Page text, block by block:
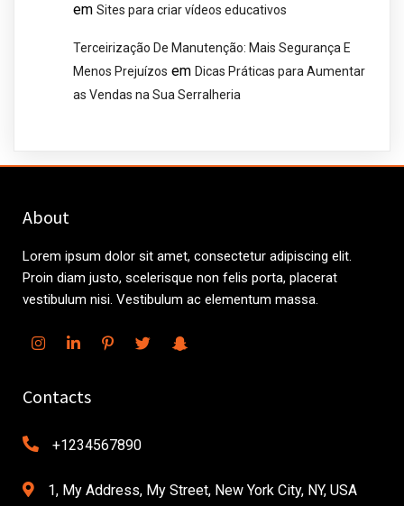
em Sites para criar vídeos educativos
Terceirização De Manutenção: Mais Segurança E
Menos Prejuízos em Dicas Práticas para Aumentar
as Vendas na Sua Serralheria
About
Lorem ipsum dolor sit amet, consectetur adipiscing elit.
Proin diam justo, scelerisque non felis porta, placerat
vestibulum nisi. Vestibulum ac elementum massa.
Contacts
+1234567890
1, My Address, My Street, New York City, NY, USA